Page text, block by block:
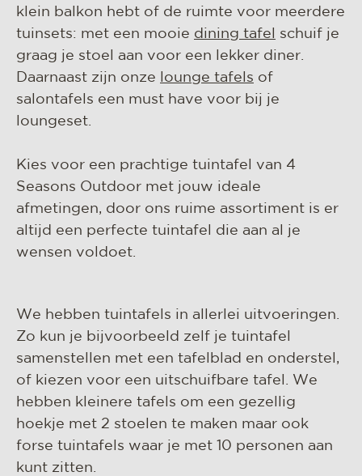
klein balkon hebt of de ruimte voor meerdere
tuinsets: met een mooie dining tafel
schuif je
graag je stoel aan voor een lekker diner.
Daarnaast zijn onze
lounge tafels of
salontafels een must have voor bij je
loungeset.
Kies voor een prachtige tuintafel van 4
Seasons Outdoor met jouw ideale
afmetingen, door ons ruime assortiment is er
altijd een perfecte tuintafel die aan al je
wensen voldoet.
We hebben tuintafels in allerlei uitvoeringen.
Zo kun je bijvoorbeeld zelf je tuintafel
samenstellen met een tafelblad en onderstel,
of kiezen voor een uitschuifbare tafel. We
hebben kleinere tafels om een gezellig
hoekje met 2 stoelen te maken maar ook
forse tuintafels waar je met 10 personen aan
kunt zitten.